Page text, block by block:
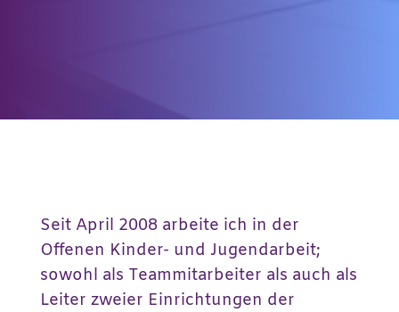
Seit April 2008 arbeite ich in der
Offenen Kinder- und Jugendarbeit;
sowohl als Teammitarbeiter als auch als
Leiter zweier Einrichtungen der